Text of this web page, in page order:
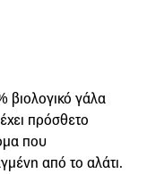
βιολογικό γάλα
πρόσθετο
που
από το αλάτι.